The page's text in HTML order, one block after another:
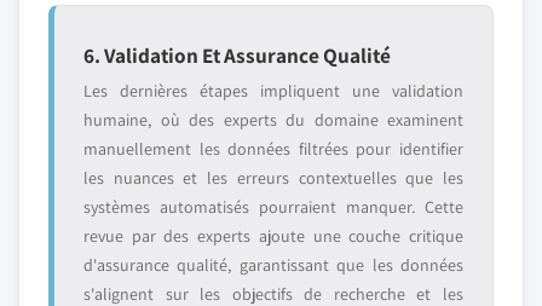
6. Validation Et Assurance Qualité
Les dernières étapes impliquent une validation
humaine, où des experts du domaine examinent
manuellement les données filtrées pour identifier
les nuances et les erreurs contextuelles que les
systèmes automatisés pourraient manquer. Cette
revue par des experts ajoute une couche critique
d'assurance qualité, garantissant que les données
s'alignent sur les objectifs de recherche et les